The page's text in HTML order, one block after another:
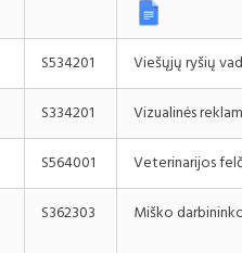
S534201 Viešųjų ryšių
S334201 Vizualinės
S564001 Veterinarijos
S362303 Miško